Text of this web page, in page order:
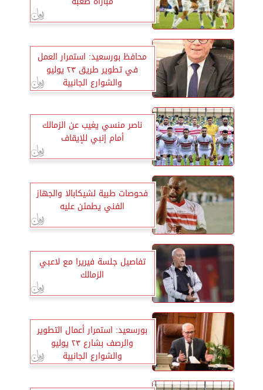
محافظ بورسعيد: استمرار العمل
في تطوير طريق ٢٣ يوليو
والشوارع الجانبية
ناصر منسي يغيب عن الزمالك
أمام إنبي للإيقاف
فحوصات طبية لشيكابالا والجهاز
الفني يطمئن عليه
تفاصيل جلسة فيريرا مع لاعبي
الزمالك
بورسعيد: استمرار أعمال التطوير
والرصف بشارع ٢٣ يوليو
والشوارع الجانبية